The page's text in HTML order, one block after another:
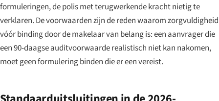
formuleringen, de polis met terugwerkende kracht nietig te
verklaren. De voorwaarden zijn de reden waarom zorgvuldigheid
vóór binding door de makelaar van belang is: een aanvrager die
een 90-daagse auditvoorwaarde realistisch niet kan nakomen,
moet geen formulering binden die er een vereist.